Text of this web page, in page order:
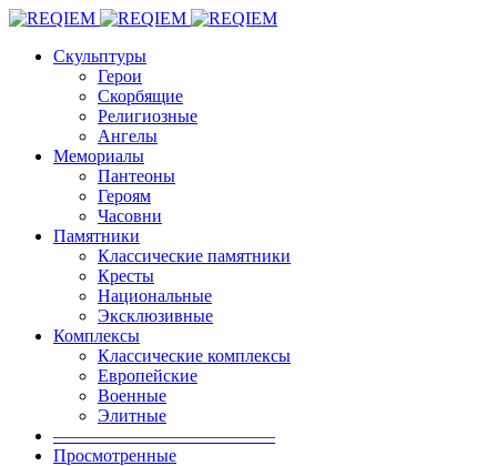
Скульптуры
Герои
Скорбящие
Религиозные
Ангелы
Мемориалы
Пантеоны
Героям
Часовни
Памятники
Классические памятники
Кресты
Национальные
Эксклюзивные
Комплексы
Классические комплексы
Европейские
Военные
Элитные
————————————–
Просмотренные